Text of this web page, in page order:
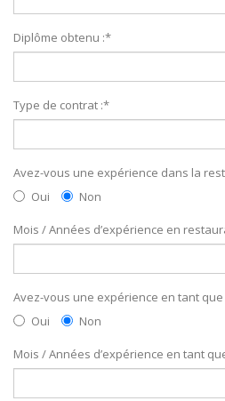
Diplôme obtenu :*
Type de contrat :*
Avez-vous une expérience dans la
Oui
Non
Mois / Années d’expérience en
Avez-vous une expérience en tant que
Oui
Non
Mois / Années d’expérience en tant